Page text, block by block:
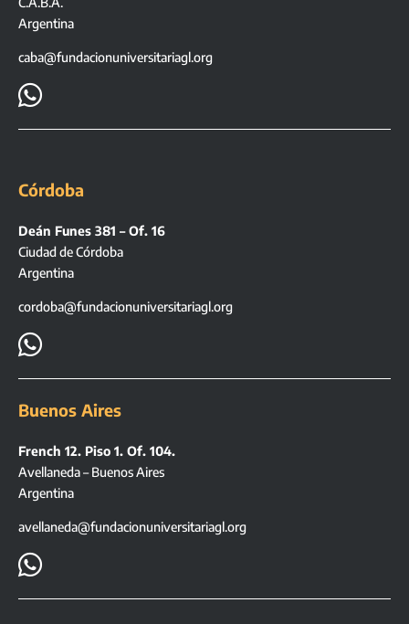
Argentina
caba@fundacionuniversitariagl.org

Córdoba
Deán Funes 381 – Of. 16
Ciudad de Córdoba
Argentina
cordoba@fundacionuniversitariagl.org

Buenos Aires
French 12. Piso 1. Of. 104.
Avellaneda – Buenos Aires
Argentina
avellaneda@fundacionuniversitariagl.org
